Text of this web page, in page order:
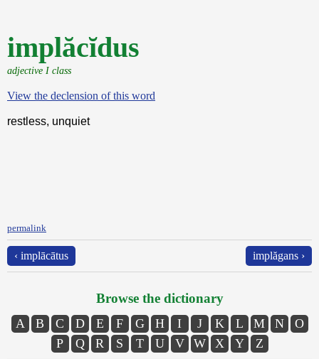
implăcĭdus
adjective I class
View the declension of this word
restless, unquiet
permalink
‹ implācātus implăgans ›
Browse the dictionary
A B C D E F G H I J K L M N
O
P
Q R S T U V W X Y Z